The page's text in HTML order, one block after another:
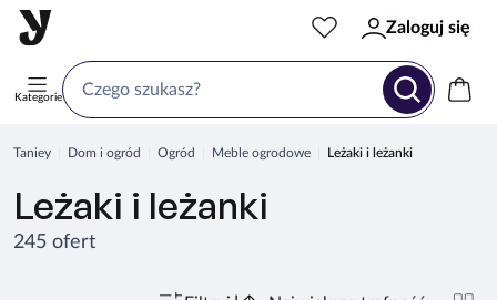
Kategorie
Zaloguj się
Taniey Dom i ogród Ogród Meble ogrodowe Leżaki i leżanki
Leżaki i leżanki
245 ofert